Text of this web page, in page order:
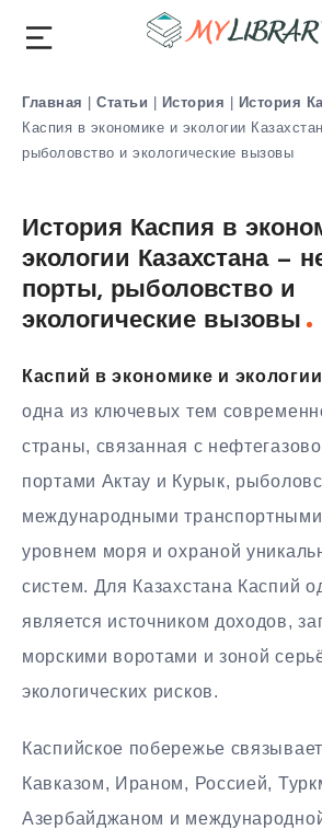
Главная | Статьи | История | История
Каспия в экономике и экологии
рыболовство и экологические вызовы
История Каспия в
экологии Казахстана —
порты, рыболовство и
экологические вызовы
Каспий в экономике и
одна из ключевых тем
страны, связанная с
портами Актау и Курык,
международными
уровнем моря и охраной
систем. Для Казахстана Каспий
является источником доходов,
морскими воротами и зоной
экологических рисков.
Каспийское побережье
Кавказом, Ираном, Россией,
Азербайджаном и